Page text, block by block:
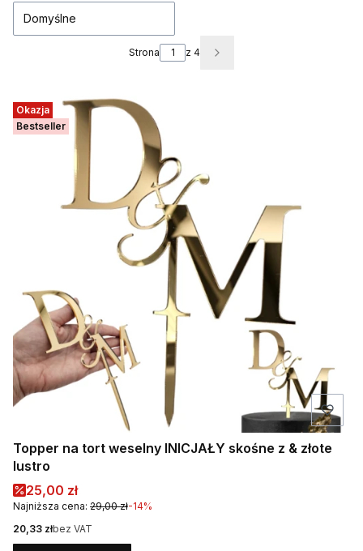
Domyślne
Strona z 4 Następne produkty
Okazja
Bestseller
Topper na tort weselny INICJAŁY skośne z & złote
lustro
Cena promocyjna
25,00 zł
Najniższa cena: 29,00 zł-14%
Cena
20,33 złbez VAT